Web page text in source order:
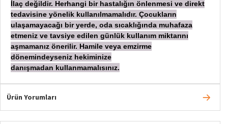
İlaç değildir. Herhangi bir hastalığın önlenmesi ve direkt
tedavisine yönelik kullanılmamalıdır. Çocukların
ulaşamayacağı bir yerde, oda sıcaklığında muhafaza
etmeniz ve tavsiye edilen günlük kullanım miktarını
aşmamanız önerilir. Hamile veya emzirme
dönemindeyseniz hekiminize
danışmadan kullanmamalısınız.
Ürün Yorumları